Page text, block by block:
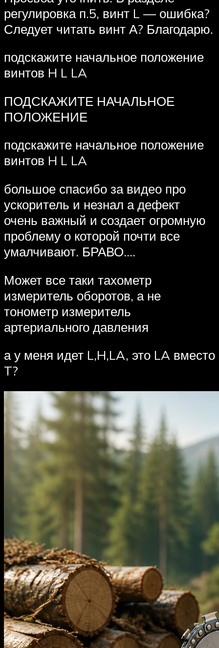
регулировка п.5, винт L — ошибка?
Следует читать винт А? Благодарю.
подскажите начальное положение
винтов H L LA
ПОДСКАЖИТЕ НАЧАЛЬНОЕ
ПОЛОЖЕНИЕ
подскажите начальное положение
винтов H L LA
большое спасибо за видео про
ускоритель и незнал а дефект
очень важный и создает огромную
проблему о которой почти все
умалчивают. БРАВО….
Может все таки тахометр
измеритель оборотов, а не
тонометр измеритель
артериального давления
а у меня идет L,H,LA, это LA вместо
T?